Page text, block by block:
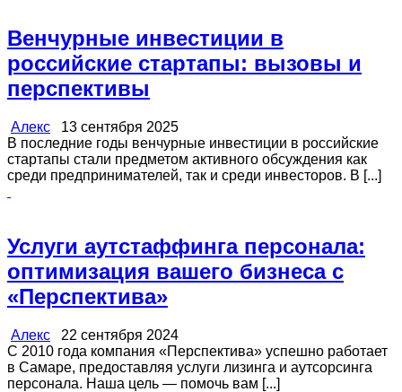
Венчурные инвестиции в
российские стартапы: вызовы и
перспективы
Алекс 13 сентября 2025
В последние годы венчурные инвестиции в российские
стартапы стали предметом активного обсуждения как
среди предпринимателей, так и среди инвесторов. В [...]
Услуги аутстаффинга персонала:
оптимизация вашего бизнеса с
«Перспектива»
Алекс 22 сентября 2024
С 2010 года компания «Перспектива» успешно работает
в Самаре, предоставляя услуги лизинга и аутсорсинга
персонала. Наша цель — помочь вам [...]